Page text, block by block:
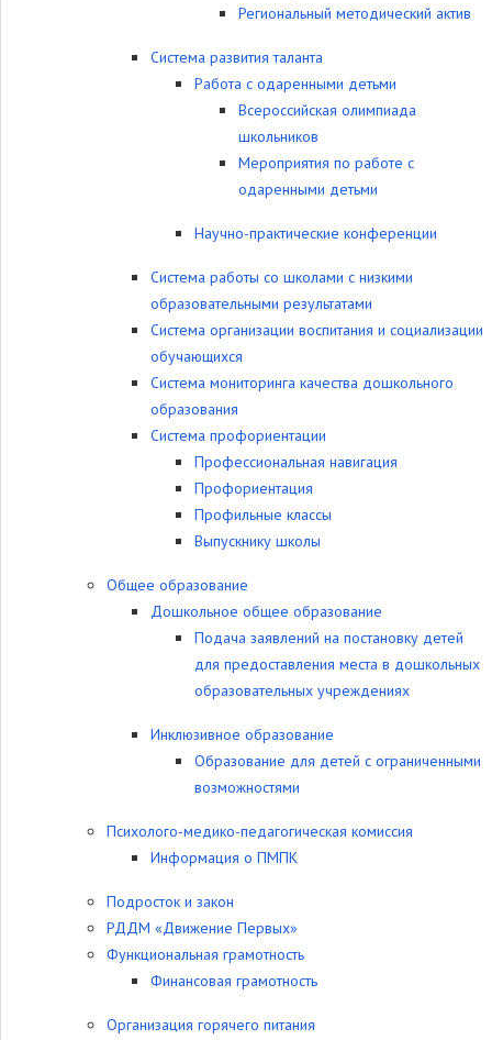
Региональный методический актив
Система развития таланта
Работа с одаренными детьми
Всероссийская олимпиада
школьников
Мероприятия по работе с
одаренными детьми
Научно-практические конференции
Система работы со школами с низкими
образовательными результатами
Система организации воспитания и социализации
обучающихся
Система мониторинга качества дошкольного
образования
Система профориентации
Профессиональная навигация
Профориентация
Профильные классы
Выпускнику школы
Общее образование
Дошкольное общее образование
Подача заявлений на постановку детей
для предоставления места в дошкольных
образовательных учреждениях
Инклюзивное образование
Образование для детей с ограниченными
возможностями
Психолого-медико-педагогическая комиссия
Информация о ПМПК
Подросток и закон
РДДМ «Движение Первых»
Функциональная грамотность
Финансовая грамотность
Организация горячего питания